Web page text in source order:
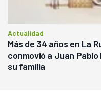
Actualidad
Más de 34 años en La
conmovió a Juan
su familia